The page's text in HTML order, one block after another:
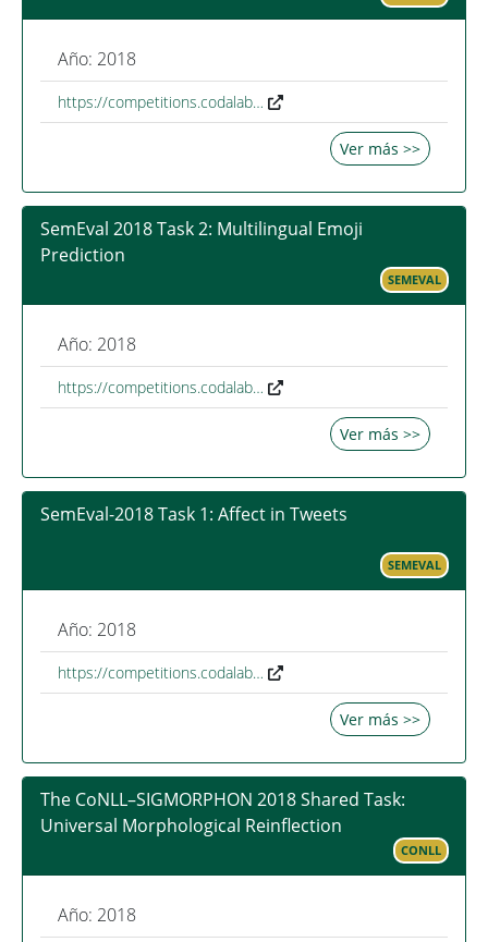
Año: 2018
https://competitions.codalab…
Ver más >>
SemEval 2018 Task 2: Multilingual Emoji
Prediction
SEMEVAL
Año: 2018
https://competitions.codalab…
Ver más >>
SemEval-2018 Task 1: Affect in Tweets
SEMEVAL
Año: 2018
https://competitions.codalab…
Ver más >>
The CoNLL–SIGMORPHON 2018 Shared Task:
Universal Morphological Reinflection
CONLL
Año: 2018